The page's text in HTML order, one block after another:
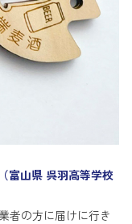
富山県 呉羽高等学校
者の方に届けに行き